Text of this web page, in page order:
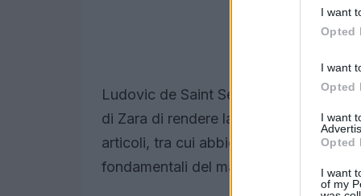
I want
Opted
I want
Opted
I want
Opted
I want
of my
Ludovic de Saint Sernin x Zara
di Zara di rendere la moda accessibile
articoli, tra cui abbigliamento,
fondamentali del marchio: comunità,